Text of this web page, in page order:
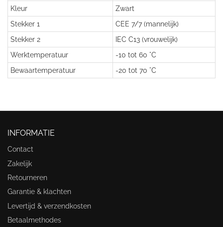
Kleur
Zwart
Stekker 1
CEE 7/7 (mannelijk)
Stekker 2
IEC C13 (vrouwelijk)
Werktemperatuur
-10 tot 60 °C
Bewaartemperatuur
-20 tot 70 °C
INFORMATIE
Contact
Zakelijk
Retourneren
Garantie & klachten
Levertijd & verzendkosten
Betaalmethodes